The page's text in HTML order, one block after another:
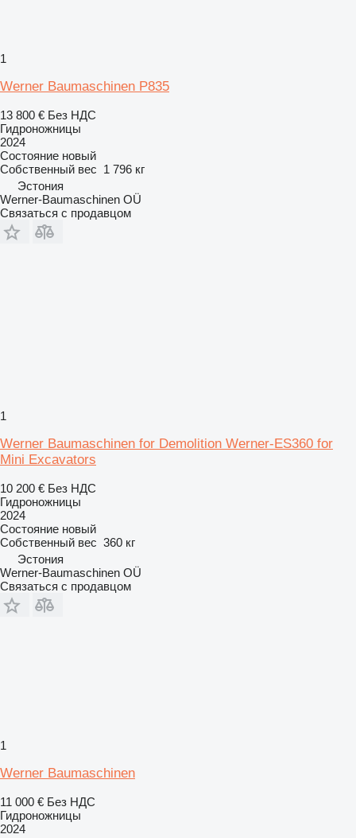
1
Werner Baumaschinen P835
13 800 € Без НДС
Гидроножницы
2024
Состояние новый
Собственный вес 1 796 кг
Эстония
Werner-Baumaschinen OÜ
Связаться с продавцом
1
Werner Baumaschinen for Demolition Werner-ES360 for
Mini Excavators
10 200 € Без НДС
Гидроножницы
2024
Состояние новый
Собственный вес 360 кг
Эстония
Werner-Baumaschinen OÜ
Связаться с продавцом
1
Werner Baumaschinen
11 000 € Без НДС
Гидроножницы
2024